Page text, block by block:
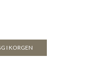
I KORGEN